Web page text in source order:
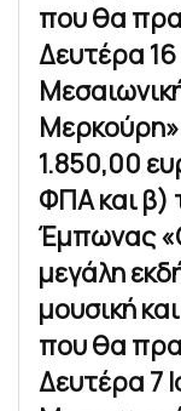
που θα
Δευτέρα
1.850,00
ΦΠΑ και β)
Έμπωνας
μεγάλη
μουσική
που θα
Δευτέρα 7